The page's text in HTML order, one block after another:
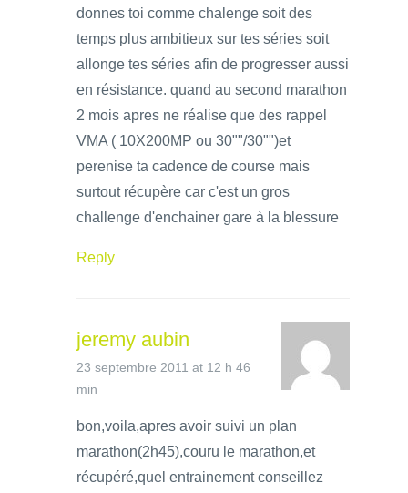
donnes toi comme chalenge soit des
temps plus ambitieux sur tes séries soit
allonge tes séries afin de progresser aussi
en résistance. quand au second marathon
2 mois apres ne réalise que des rappel
VMA ( 10X200MP ou 30""/30"")et
perenise ta cadence de course mais
surtout récupère car c'est un gros
challenge d'enchainer gare à la blessure
Reply
jeremy aubin
23 septembre 2011 at 12 h 46
min
bon,voila,apres avoir suivi un plan
marathon(2h45),couru le marathon,et
récupéré,quel entrainement conseillez